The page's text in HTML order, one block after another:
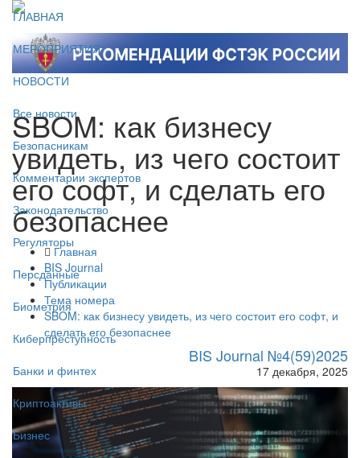
ГЛАВНАЯ
МЕРОПРИЯТИЯ
НОВОСТИ
Все новости
Безопасникам
Комментарии экспертов
Законодательство
Регуляторы
Персданные
Биометрия
Киберпреступность
Банки и финтех
Криптоактивы
Бизнес
SBOM: как бизнесу
увидеть, из чего состоит
его софт, и сделать его
безопаснее
Главная
BIS Journal
Публикации
Тема номера
SBOM: как бизнесу увидеть, из чего состоит его софт, и
сделать его безопаснее
BIS Journal №4(59)2025
17 декабря, 2025